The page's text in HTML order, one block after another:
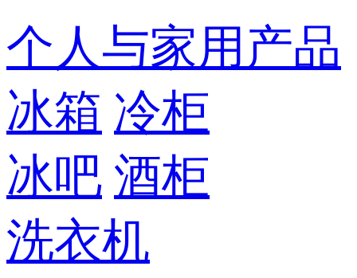
个人与家用产品
冰箱 冷柜
冰吧 酒柜
洗衣机